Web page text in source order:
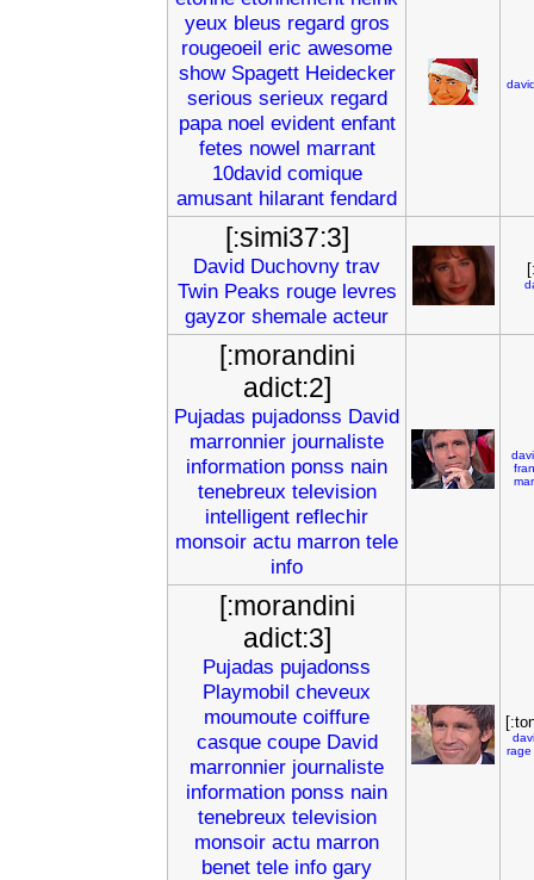
yeux bleus regard gros
rougeoeil eric awesome
show Spagett Heidecker
serious serieux regard
papa noel evident enfant
fetes nowel marrant
10david comique
amusant hilarant fendard
[:simi37:3]
David Duchovny trav
Twin Peaks rouge levres
gayzor shemale acteur
[:morandini
adict:2]
Pujadas pujadonss David
marronnier journaliste
information ponss nain
tenebreux television
intelligent reflechir
monsoir actu marron tele
info
[:morandini
adict:3]
Pujadas pujadonss
Playmobil cheveux
moumoute coiffure
casque coupe David
marronnier journaliste
information ponss nain
tenebreux television
monsoir actu marron
benet tele info gary
rage